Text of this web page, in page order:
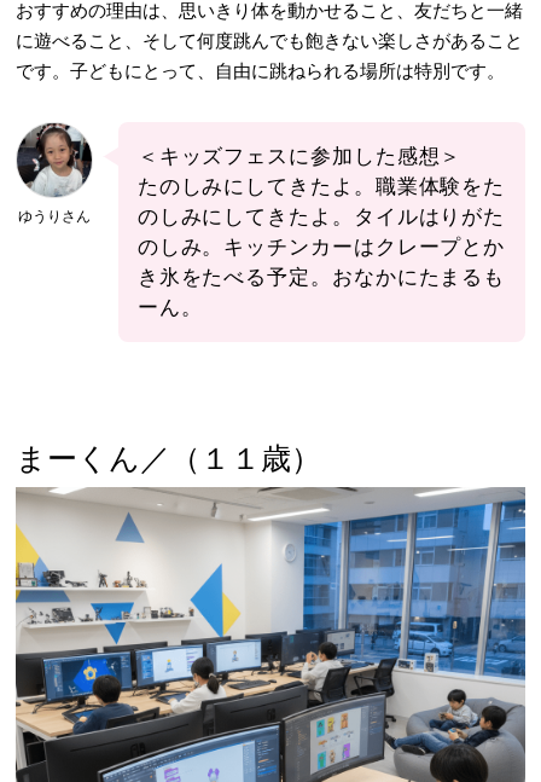
おすすめの理由は、思いきり体を動かせること、友だちと一緒
に遊べること、そして何度跳んでも飽きない楽しさがあること
です。子どもにとって、自由に跳ねられる場所は特別です。
ゆうりさん
＜キッズフェスに参加した感想＞
たのしみにしてきたよ。職業体験をた
のしみにしてきたよ。タイルはりがた
のしみ。キッチンカーはクレープとか
き氷をたべる予定。おなかにたまるも
ーん。
まーくん／（１１歳）